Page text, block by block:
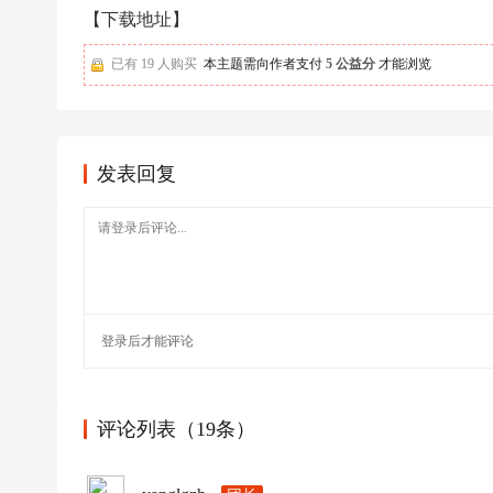
【下载地址】
已有 19 人购买 本主题需向作者支付 5 公益分 才能浏览
发表回复
登录后才能评论
评论列表（19条）